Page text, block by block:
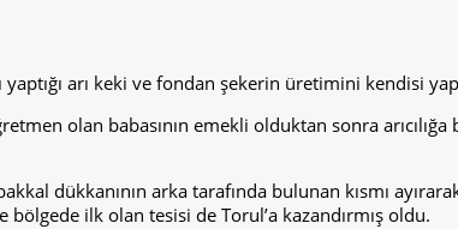
arı keki ve fondan şekerin üretimini kendisi
olan babasının emekli olduktan sonra
dükkanının arka tarafında bulunan kısmı
ilk olan tesisi de Torul’a kazandırmış oldu.